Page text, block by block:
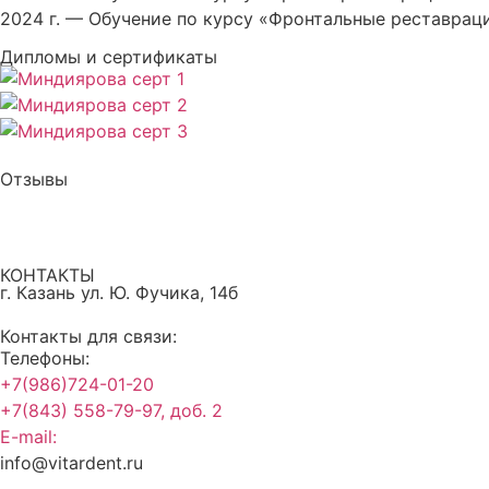
2024 г. — Обучение по курсу «Фронтальные
Дипломы и сертификаты
Отзывы
КОНТАКТЫ
г. Казань ул. Ю. Фучика, 14б
Контакты для связи:
Телефоны:
+7(986)724-01-20
+7(843) 558-79-97, доб. 2
E-mail:
info@vitardent.ru